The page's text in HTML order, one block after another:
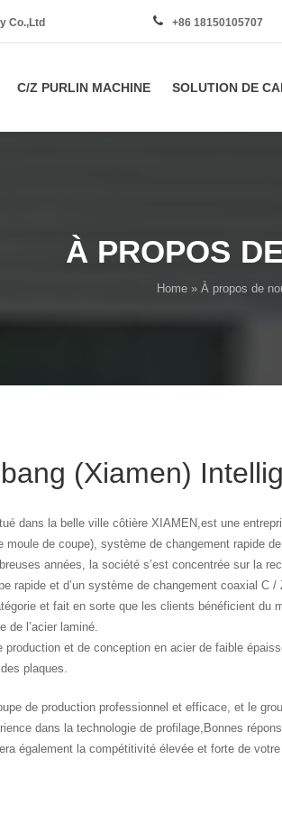
Co.,Ltd +86 18150105707
C/Z PURLIN MACHINE SOLUTION DE
À PROPOS
Home» À propos de
(Xiamen)
dans la belle ville côtière XIAMEN,est une
de coupe), système de changement rapide
années, la société s’est concentrée sur la
rapide et d’un système de changement coaxial
et fait en sorte que les clients bénéficient
de l’acier laminé.
et de conception en acier de faible
plaques.
de production professionnel et efficace, et le
dans la technologie de profilage,Bonnes
également la compétitivité élevée et forte de